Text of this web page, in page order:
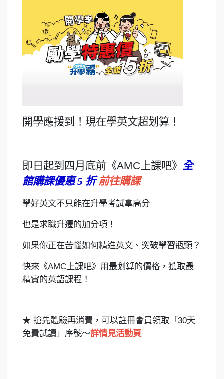
開學應援到！現在學英文超划算！
即日起到四月底前《AMC上課吧》 全
館購課優惠 5 折 前往購課
學好英文不只能在升學考試拿高分
也是求職升遷的加分項！
如果你正在苦惱如何精進英文、突破學習瓶頸？
快來《AMC上課吧》用最划算的價格，獲取最
精實的英語課程！
★ 搶先體驗再消費，可以註冊會員領取「30天
免費試讀」序號～詳情見活動頁